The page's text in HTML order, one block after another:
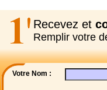
Recevez et
Remplir votre
Votre Nom :